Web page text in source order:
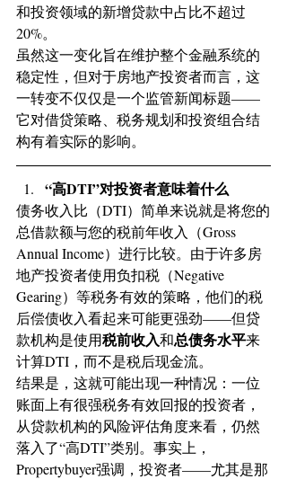
和投资领域的新增贷款中占比不超过
20%。
虽然这一变化旨在维护整个金融系统的
稳定性，但对于房地产投资者而言，这
一转变不仅仅是一个监管新闻标题——
它对借贷策略、税务规划和投资组合结
构有着实际的影响。
“高DTI”对投资者意味着什么
债务收入比（DTI）简单来说就是将您的
总借款额与您的税前年收入（Gross
Annual Income）进行比较。由于许多房
地产投资者使用负扣税（Negative
Gearing）等税务有效的策略，他们的税
后偿债收入看起来可能更强劲——但贷
款机构是使用税前收入和总债务水平来
计算DTI，而不是税后现金流。
结果是，这就可能出现一种情况：一位
账面上有很强税务有效回报的投资者，
从贷款机构的风险评估角度来看，仍然
落入了“高DTI”类别。事实上，
Propertybuyer强调，投资者——尤其是那